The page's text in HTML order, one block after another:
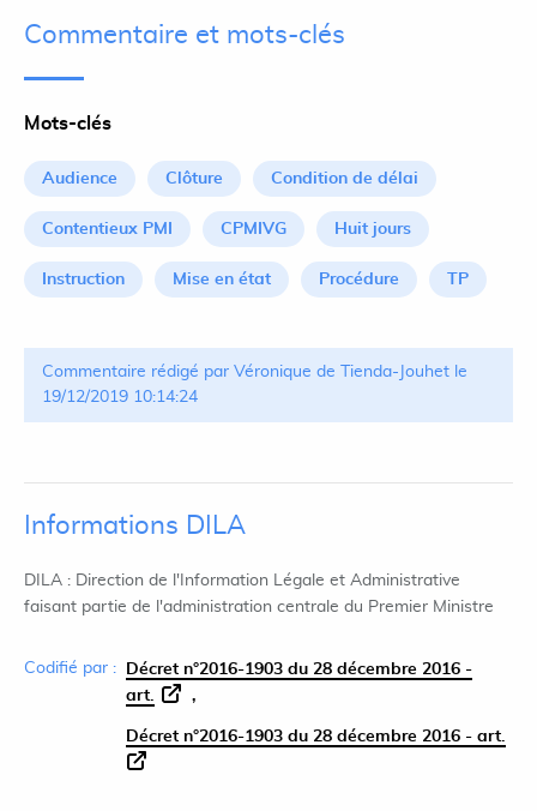
Commentaire et mots-clés
Mots-clés
Audience Clôture Condition de délai
Contentieux PMI CPMIVG Huit jours
Instruction Mise en état Procédure TP
Commentaire rédigé par Véronique de Tienda-Jouhet le
19/12/2019 10:14:24
Informations DILA
DILA : Direction de l'Information Légale et Administrative
faisant partie de l'administration centrale du Premier Ministre
Codifié par :
Décret n°2016-1903 du 28 décembre 2016 -
art.
Décret n°2016-1903 du 28 décembre 2016 - art.